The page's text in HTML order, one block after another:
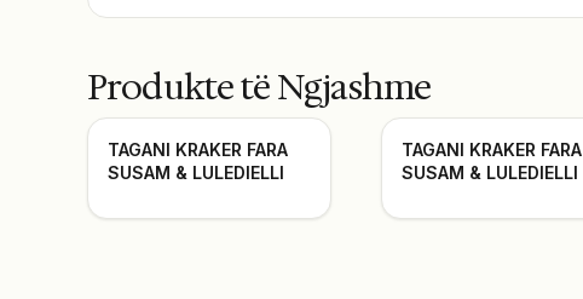
Produkte të Ngjashme
TAGANI KRAKER FARA
SUSAM & LULEDIELLI
TAGANI KRAKER FARA
SUSAM & LULEDIELLI